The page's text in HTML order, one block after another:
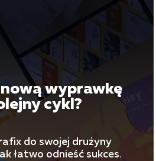
nową wyprawkę
cykl?
do swojej drużyny
łatwo odnieść sukces.